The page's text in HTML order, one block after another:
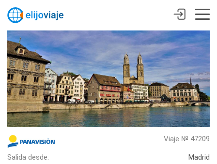
Viaje № 47209
Salida desde:
Madrid